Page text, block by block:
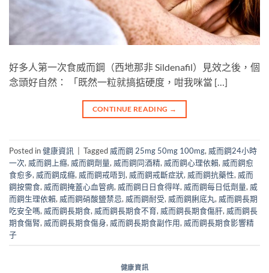
好多人第一次食威而鋼（西地那非 Sildenafil）見效之後，個
念頭好自然： 「既然一粒就搞掂硬度，咁我咪當 […]
CONTINUE READING →
Posted in健康資訊 Tagged 威而鋼 25mg 50mg 100mg, 威而鋼24小時
一次, 威而鋼上癮, 威而鋼劑量, 威而鋼同酒精, 威而鋼心理依賴, 威而鋼愈
食愈多, 威而鋼成癮, 威而鋼戒唔到, 威而鋼戒斷症狀, 威而鋼抗藥性, 威而
鋼按需食, 威而鋼掩蓋心血管病, 威而鋼日日食得咩, 威而鋼每日低劑量, 威
而鋼生理依賴, 威而鋼硝酸鹽禁忌, 威而鋼耐受, 威而鋼脷底丸, 威而鋼長期
吃安全嗎, 威而鋼長期食, 威而鋼長期食不育, 威而鋼長期食傷肝, 威而鋼長
期食傷腎, 威而鋼長期食傷身, 威而鋼長期食副作用, 威而鋼長期食影響精
子
健康資訊